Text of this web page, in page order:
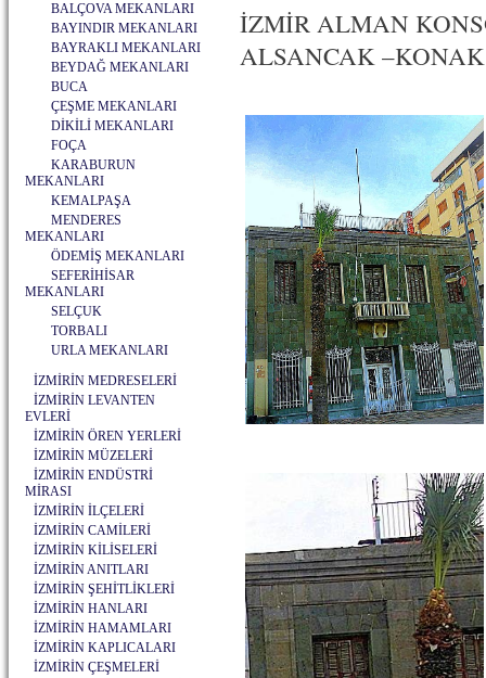
BALÇOVA MEKANLARI
BAYINDIR MEKANLARI
BAYRAKLI MEKANLARI
BEYDAĞ MEKANLARI
BUCA
ÇEŞME MEKANLARI
DİKİLİ MEKANLARI
FOÇA
KARABURUN
MEKANLARI
KEMALPAŞA
MENDERES
MEKANLARI
ÖDEMİŞ MEKANLARI
SEFERİHİSAR
MEKANLARI
SELÇUK
TORBALI
URLA MEKANLARI
İZMİRİN MEDRESELERİ
İZMİRİN LEVANTEN
EVLERİ
İZMİRİN ÖREN YERLERİ
İZMİRİN MÜZELERİ
İZMİRİN ENDÜSTRİ
MİRASI
İZMİRİN İLÇELERİ
İZMİRİN CAMİLERİ
İZMİRİN KİLİSELERİ
İZMİRİN ANITLARI
İZMİRİN ŞEHİTLİKLERİ
İZMİRİN HANLARI
İZMİRİN HAMAMLARI
İZMİRİN KAPLICALARI
İZMİRİN ÇEŞMELERİ
İZMİR ALMAN
ALSANCAK